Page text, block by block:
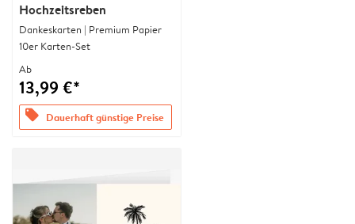
Hochzeitsreben
Dankeskarten | Premium Papier
10er Karten-Set
Ab
13,99 €*
offers Dauerhaft günstige Preise